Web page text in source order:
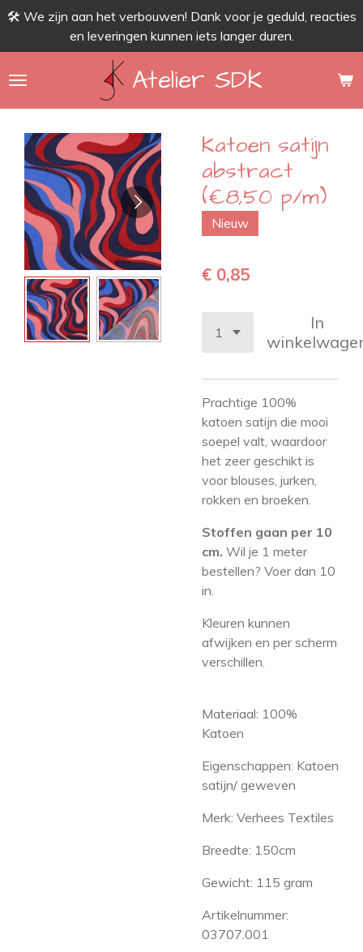
Ga
naar
de
Atelier SDK
🛠 We zijn aan het verbouwen! Dank voor je geduld, reacties
en leveringen kunnen iets langer duren.
Katoen satijn
abstract
(€8,50 p/m)
Nieuw
€ 0,85
In
Prachtige 100%
katoen satijn die mooi
soepel valt, waardoor
het zeer geschikt is
voor blouses, jurken,
rokken en broeken.
Stoffen gaan per 10
cm. Wil je 1 meter
bestellen? Voer dan 10
in.
Kleuren kunnen
afwijken en per scherm
verschillen.
Materiaal: 100%
Katoen
Eigenschappen: Katoen
satijn/ geweven
Merk: Verhees Textiles
Breedte: 150cm
Gewicht: 115 gram
Artikelnummer:
03707.001